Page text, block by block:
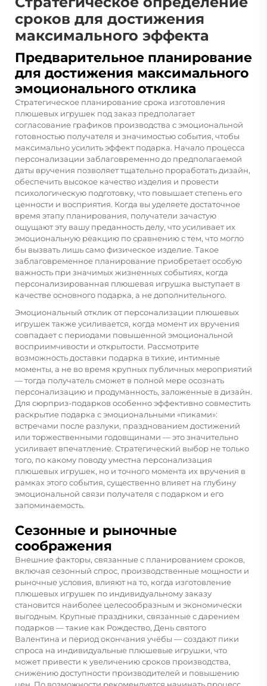
сроков для достижения
максимального эффекта
Предварительное планирование
для достижения максимального
эмоционального отклика
Стратегическое планирование срока изготовления
плюшевых игрушек под заказ предполагает
согласование графиков производства с эмоциональной
готовностью получателя и значимостью события, чтобы
максимально усилить эффект подарка. Начало процесса
персонализации заблаговременно до предполагаемой
даты вручения позволяет тщательно проработать дизайн,
обеспечить высокое качество изделия и провести
психологическую подготовку, что повышает степень его
ценности и восприятия. Когда вы уделяете достаточное
время этапу планирования, получатели зачастую
ощущают эту вашу преданность делу, что усиливает их
эмоциональную реакцию по сравнению с тем, что могло
бы вызвать лишь само физическое изделие. Такое
заблаговременное планирование приобретает особую
важность при значимых жизненных событиях, когда
персонализированная плюшевая игрушка выступает в
качестве основного подарка, а не дополнительного.
Эмоциональный отклик от персонализации плюшевых
игрушек также усиливается, когда момент их вручения
совпадает с периодами повышенной эмоциональной
восприимчивости и открытости. Рассмотрите
возможность доставки подарка в тихие, интимные
моменты, а не во время крупных публичных мероприятий
— тогда получатель сможет в полной мере осознать
персонализацию и продуманность, заложенные в дизайн.
Для сюрприз-подарков особенно эффективно совместить
раскрытие подарка с эмоциональными «пиками»:
встречами после разлуки, празднованием достижений
или торжественными годовщинами — это значительно
усиливает впечатление. Стратегический выбор не только
того, по какому поводу уместна персонализация
плюшевых игрушек, но и точного момента их вручения в
рамках этого события, существенно влияет на глубину
эмоциональной связи получателя с подарком и его
запоминаемость.
Сезонные и рыночные
соображения
Внешние факторы, связанные с планированием сроков,
включая сезонный спрос, производственные мощности и
рыночные условия, влияют на то, когда изготовление
плюшевых игрушек по индивидуальному заказу
становится наиболее целесообразным и экономически
выгодным. Крупные праздники, связанные с дарением
подарков — такие как Рождество, День святого
Валентина и период окончания учёбы — создают пики
спроса на индивидуальные плюшевые игрушки, что
может привести к увеличению сроков производства,
снижению доступности производителей и повышению
цен. По возможности рекомендуется начинать процесс